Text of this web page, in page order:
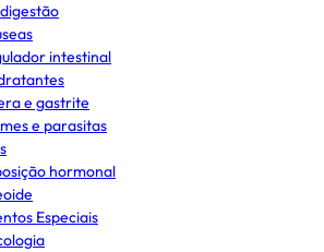
intestinal
e gastrite
e parasitas
hormonal
Especiais